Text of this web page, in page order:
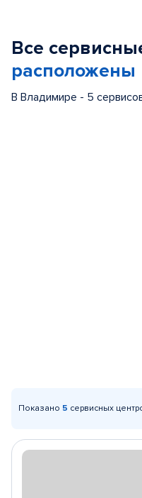
Все
расположены
В Владимире - 5
Показано 5 сервисных